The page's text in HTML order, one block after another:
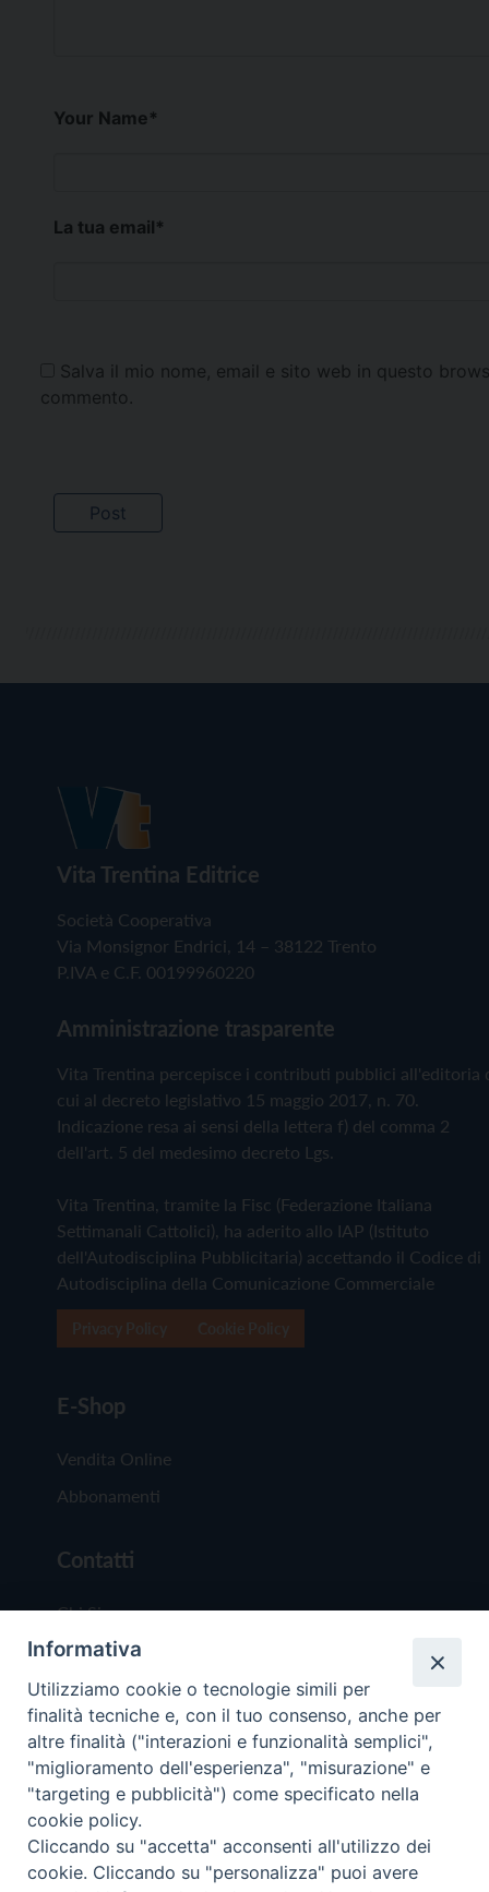
Your Name*
La tua email*
Salva il mio nome, email e sito web in questo
commento.
Vita Trentina Editrice
Società Cooperativa
Via Monsignor Endrici, 14 – 38122 Trento
P.IVA e C.F. 00199960220
Amministrazione trasparente
Vita Trentina percepisce i contributi pubblici all'editoria
cui al decreto legislativo 15 maggio 2017, n. 70.
Indicazione resa ai sensi della lettera f) del comma 2
dell'art. 5 del medesimo decreto Lgs.
Vita Trentina, tramite la Fisc (Federazione Italiana
Settimanali Cattolici), ha aderito allo IAP (Istituto
dell'Autodisciplina Pubblicitaria) accettando il Codice di
Autodisciplina della Comunicazione Commerciale
E-Shop
Vendita Online
Abbonamenti
Contatti
Chi Siamo
Redazione
Scrivici
Copyright © 2019 - Tutti i diritti riservati - Vita
Trentina Editrice
Informativa
Utilizziamo cookie o tecnologie simili per
finalità tecniche e, con il tuo consenso, anche per
altre finalità ("interazioni e funzionalità semplici",
"miglioramento dell'esperienza", "misurazione" e
"targeting e pubblicità") come specificato nella
cookie policy.
Cliccando su "accetta" acconsenti all'utilizzo dei
cookie. Cliccando su "personalizza" puoi avere